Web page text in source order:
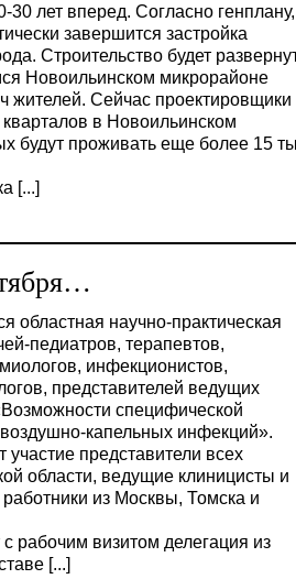
30 лет вперед. Согласно
завершится застройка
Строительство будет
Новоильинском микрорайоне
жителей. Сейчас
кварталов в Новоильинском
будут проживать еще более 15
[...]
областная научно-практическая
педиатров, терапевтов,
инфекционистов,
представителей ведущих
специфической
капельных инфекций».
представители всех
области, ведущие клиницисты и
из Москвы, Томска и
рабочим визитом делегация из
[...]